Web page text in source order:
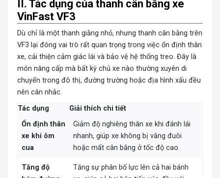
II. Tác dụng của thanh cân bằng xe
VinFast VF3
Dù chỉ là một thanh giằng nhỏ, nhưng thanh cân bằng trên
VF3 lại đóng vai trò rất quan trọng trong việc ổn định thân
xe, cải thiện cảm giác lái và bảo vệ hệ thống treo. Đây là
món nâng cấp mà bất kỳ chủ xe nào thường xuyên di
chuyển trong đô thị, đường trường hoặc địa hình xấu đều
nên cân nhắc.
Tác dụng
Giải thích chi tiết
Ổn định thân
xe khi ôm
cua
Giảm độ nghiêng thân xe khi đánh lái
nhanh, giúp xe không bị văng đuôi
hoặc mất cân bằng ở tốc độ cao.
Tăng độ
Tăng sự phân bố lực lên cả hai bánh